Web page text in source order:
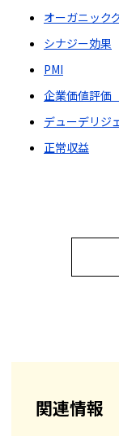
オーガニック
シナジー効果
PMI
企業価値評価
デューデリジ
正常収益
関連情報